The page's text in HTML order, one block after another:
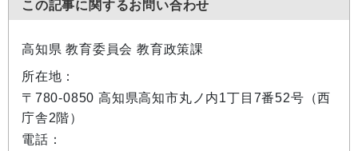
この記事に関するお問い合わせ
高知県 教育委員会 教育政策課
所在地：
〒780-0850 高知県高知市丸ノ内1丁目7番52号（西
庁舎2階）
電話：